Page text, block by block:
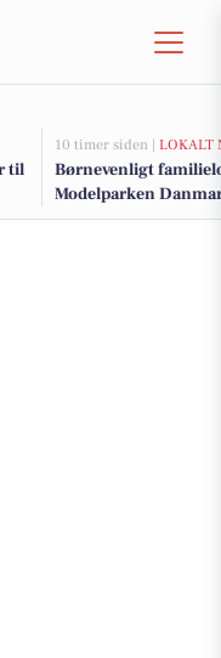
til
10 timer siden | LOKALT
Børnevenligt
Modelparken
i sæsonåbneren mod VRI